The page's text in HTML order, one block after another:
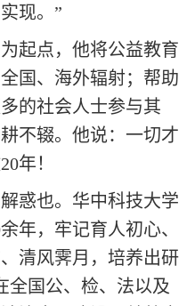
现。”
起点，他将公益教育
国、海外辐射；帮助
的社会人士参与其
不辍。他说：一切才
年！
惑也。华中科技大学
年，牢记育人初心、
清风霁月，培养出研
全国公、检、法以及